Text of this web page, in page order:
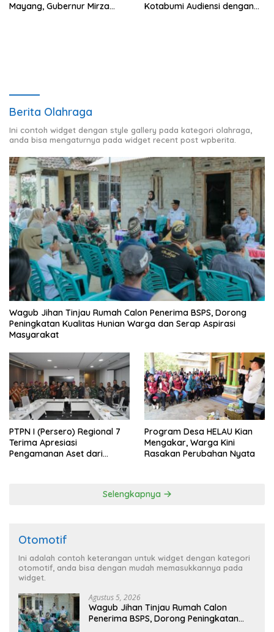
Mayang, Gubernur Mirza
Kotabumi Audiensi dengan
Berita Olahraga
Ini contoh widget dengan style gallery pada kategori olahraga,
anda bisa mengaturnya pada widget recent post wpberita.
Wagub Jihan Tinjau Rumah Calon Penerima BSPS, Dorong
Peningkatan Kualitas Hunian Warga dan Serap Aspirasi
Masyarakat
PTPN I (Persero) Regional 7
Terima Apresiasi
Pengamanan Aset dari
Program Desa HELAU Kian
Mengakar, Warga Kini
Rasakan Perubahan Nyata
Selengkapnya
Otomotif
Ini adalah contoh keterangan untuk widget dengan kategori
otomotif, anda bisa dengan mudah memasukkannya pada
widget.
Agustus 5, 2026
Wagub Jihan Tinjau Rumah Calon
Penerima BSPS, Dorong Peningkatan